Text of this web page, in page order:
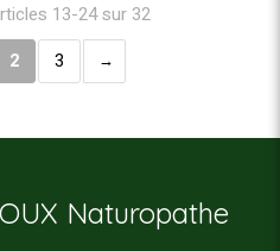
13-24 sur 32
2 3
Naturopathe